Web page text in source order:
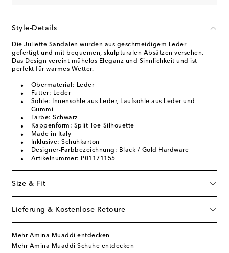
Style-Details
Die Juliette Sandalen wurden aus geschmeidigem Leder
gefertigt und mit bequemen, skulpturalen Absätzen versehen.
Das Design vereint mühelos Eleganz und Sinnlichkeit und ist
perfekt für warmes Wetter.
Obermaterial: Leder
Futter: Leder
Sohle: Innensohle aus Leder, Laufsohle aus Leder und
Gummi
Farbe: Schwarz
Kappenform: Split-Toe-Silhouette
Made in Italy
Inklusive: Schuhkarton
Designer-Farbbezeichnung: Black / Gold Hardware
Artikelnummer: P01171155
Size & Fit
Lieferung & Kostenlose Retoure
Mehr Amina Muaddi entdecken
Mehr Amina Muaddi Schuhe entdecken